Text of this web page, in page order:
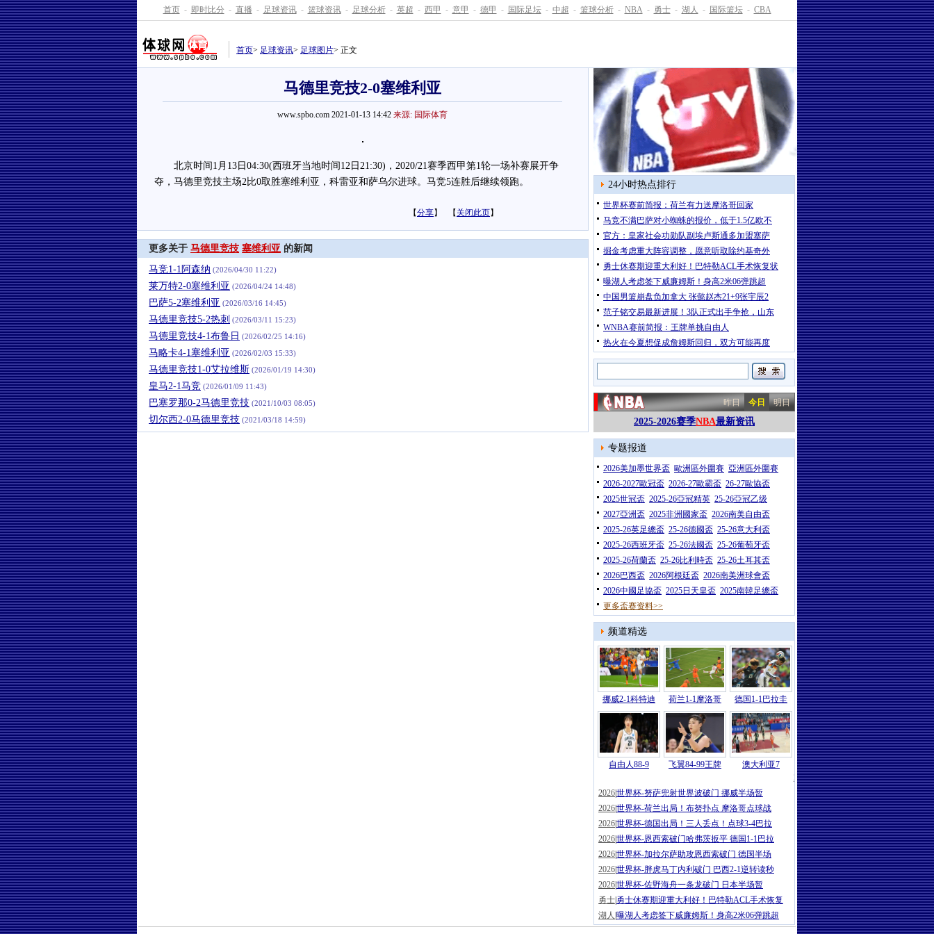
首页 - 即时比分 - 直播 - 足球资讯 - 篮球资讯 - 足球分析 - 英超 - 西甲 - 意甲 - 德甲 - 国际足坛 - 中超 - 篮球分析 - NBA - 勇士 - 湖人 - 国际篮坛 - CBA
首页> 足球资讯> 足球图片> 正文
马德里竞技2-0塞维利亚
www.spbo.com 2021-01-13 14:42 来源: 国际体育
北京时间1月13日04:30(西班牙当地时间12日21:30)，2020/21赛季西甲第1轮一场补赛展开争
夺，马德里竞技主场2比0取胜塞维利亚，科雷亚和萨乌尔进球。马竞5连胜后继续领跑。
【分享】 【 关闭此页】
更多关于 马德里竞技 塞维利亚 的新闻
马竞1-1阿森纳 (2026/04/30 11:22)
莱万特2-0塞维利亚 (2026/04/24 14:48)
巴萨5-2塞维利亚 (2026/03/16 14:45)
马德里竞技5-2热刺 (2026/03/11 15:23)
马德里竞技4-1布鲁日 (2026/02/25 14:16)
马略卡4-1塞维利亚 (2026/02/03 15:33)
马德里竞技1-0艾拉维斯 (2026/01/19 14:30)
皇马2-1马竞 (2026/01/09 11:43)
巴塞罗那0-2马德里竞技 (2021/10/03 08:05)
切尔西2-0马德里竞技 (2021/03/18 14:59)
24小时热点排行
世界杯赛前简报：荷兰有力送摩洛哥回家
马竞不满巴萨对小蜘蛛的报价，低于1.5亿欧不
官方：皇家社会功勋队副埃卢斯通多加盟塞萨
掘金考虑重大阵容调整，愿意听取除约基奇外
勇士休赛期迎重大利好！巴特勒ACL手术恢复状
曝湖人考虑签下威廉姆斯！身高2米06弹跳超
中国男篮崩盘负加拿大 张懿赵杰21+9张宇辰2
范子铭交易最新进展！3队正式出手争抢，山东
WNBA赛前简报：王牌单挑自由人
热火在今夏想促成詹姆斯回归，双方可能再度
昨日 今日 明日
2025-2026赛季NBA最新资讯
专题报道
2026美加墨世界盃 歐洲區外圍賽 亞洲區外圍賽
2026-2027歐冠盃 2026-27歐霸盃 26-27歐協盃
2025世冠盃 2025-26亞冠精英 25-26亞冠乙级
2027亞洲盃 2025非洲國家盃 2026南美自由盃
2025-26英足總盃 25-26德國盃 25-26意大利盃
2025-26西班牙盃 25-26法國盃 25-26葡萄牙盃
2025-26荷蘭盃 25-26比利時盃 25-26土耳其盃
2026巴西盃 2026阿根廷盃 2026南美洲球會盃
2026中國足協盃 2025日天皇盃 2025南韓足總盃
更多盃赛资料>>
频道精选
挪威2-1科特迪 荷兰1-1摩洛哥 德国1-1巴拉圭
自由人88-9 飞翼84-99王牌
澳大利亚7
2026 |世界杯-哈兰德86分绝杀努萨世界
2026世界杯-努萨兜射世界波破门 挪威半场暂
2026世界杯-荷兰出局！布努扑点 摩洛哥点球战
2026世界杯-德国出局！三人丢点！点球3-4巴拉
2026世界杯-恩西索破门哈弗茨扳平 德国1-1巴拉
2026世界杯-加拉尔萨助攻恩西索破门 德国半场
2026世界杯-胖虎马丁内利破门 巴西2-1逆转读秒
2026世界杯-佐野海舟一条龙破门 日本半场暂
勇士 勇士休赛期迎重大利好！巴特勒ACL手术恢复
湖人 曝湖人考虑签下威廉姆斯！身高2米06弹跳超